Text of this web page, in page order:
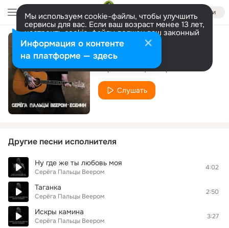
Войти
Мы используем cookie-файлы, чтобы улучшить
сервисы для вас. Если ваш возраст менее 13 лет,
настроить cookie-файлы должен ваш законный
представитель. Больше информации
Разрешить все Настроить
Голубое такси
Серёга Пальцы Веером
Слушать
Другие песни исполнителя
Ну где же ты любовь моя
Серёга Пальцы Веером
4:02
Таганка
Серёга Пальцы Веером
2:50
Искры камина
Серёга Пальцы Веером
3:27
Информация о контенте
на платформе — здесь